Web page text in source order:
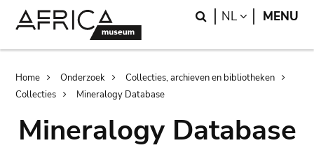
Search
NL LANGUAGE
MENU
Breadcrumb
Home Onderzoek
Collecties, archieven en bibliotheken
Collecties
Mineralogy Database
Mineralogy Database